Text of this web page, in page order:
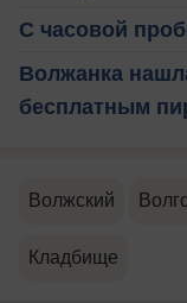
С часовой
Волжанка
бесплатным
Волжский
Кладбище